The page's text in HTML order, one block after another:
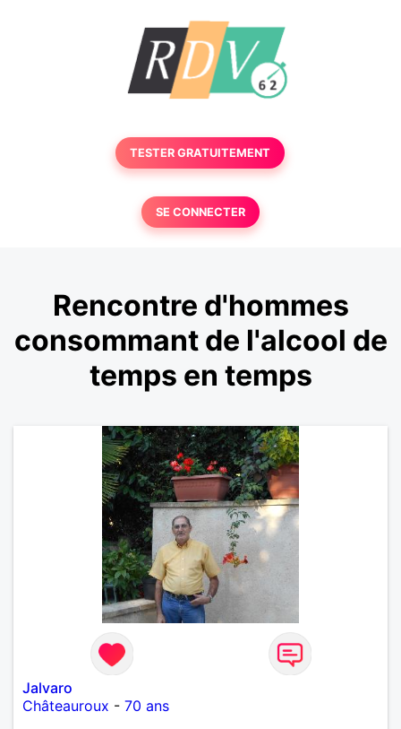
TESTER GRATUITEMENT
SE CONNECTER
Rencontre d'hommes
consommant de l'alcool de
temps en temps
Jalvaro
Châteauroux - 70 ans